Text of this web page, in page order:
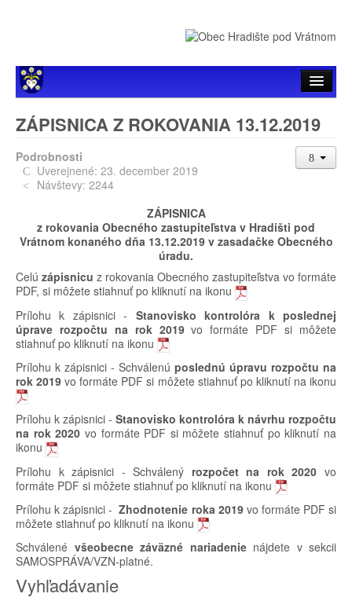
Samospráva
Organizácie
ZÁPISNICA Z ROKOVANIA 13.12.2019
Podrobnosti
Uverejnené: 23. december 2019
Návštevy: 2244
ZÁPISNICA
z rokovania Obecného zastupiteľstva v Hradišti pod
Vrátnom konaného dňa 13.12.2019 v zasadačke Obecného
úradu.
Celú zápisnicu z rokovania Obecného zastupiteľstva vo formáte
PDF, si môžete stiahnuť po kliknutí na ikonu
Prílohu k zápisnici - Stanovisko kontrolóra k poslednej
úprave rozpočtu na rok 2019vo formáte PDF si môžete
stiahnuť po kliknutí na ikonu
Prílohu k zápisnici - Schválenú poslednú úpravu rozpočtu na
rok 2019 vo formáte PDF si môžete stiahnuť po kliknutí na ikonu
Prílohu k zápisnici - Stanovisko kontrolóra k návrhu rozpočtu
na rok 2020 vo formáte PDF si môžete stiahnuť po kliknutí na
ikonu
Prílohu k zápisnici - Schválený rozpočet na rok 2020 vo
formáte PDF si môžete stiahnuť po kliknutí na ikonu
Prílohu k zápisnici -Zhodnotenie roka 2019vo formáte PDF si
môžete stiahnuť po kliknutí na ikonu
Schválené všeobecne záväzné nariadenienájdete v sekcii
SAMOSPRÁVA/VZN-platné.
Vyhľadávanie